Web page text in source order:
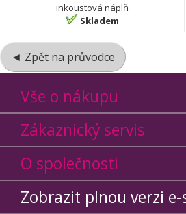
inkoustová náplň
Skladem
◄ Zpět na průvodce
Vše o nákupu
Zákaznický servis
O společnosti
Zobrazit plnou verzi